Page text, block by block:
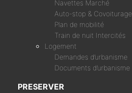
Navettes Marché
Auto-stop & Covoiturage
Plan de mobilité
Train de nuit Intercités
Logement
Demandes d’urbanisme
Documents d’urbanisme
PRESERVER